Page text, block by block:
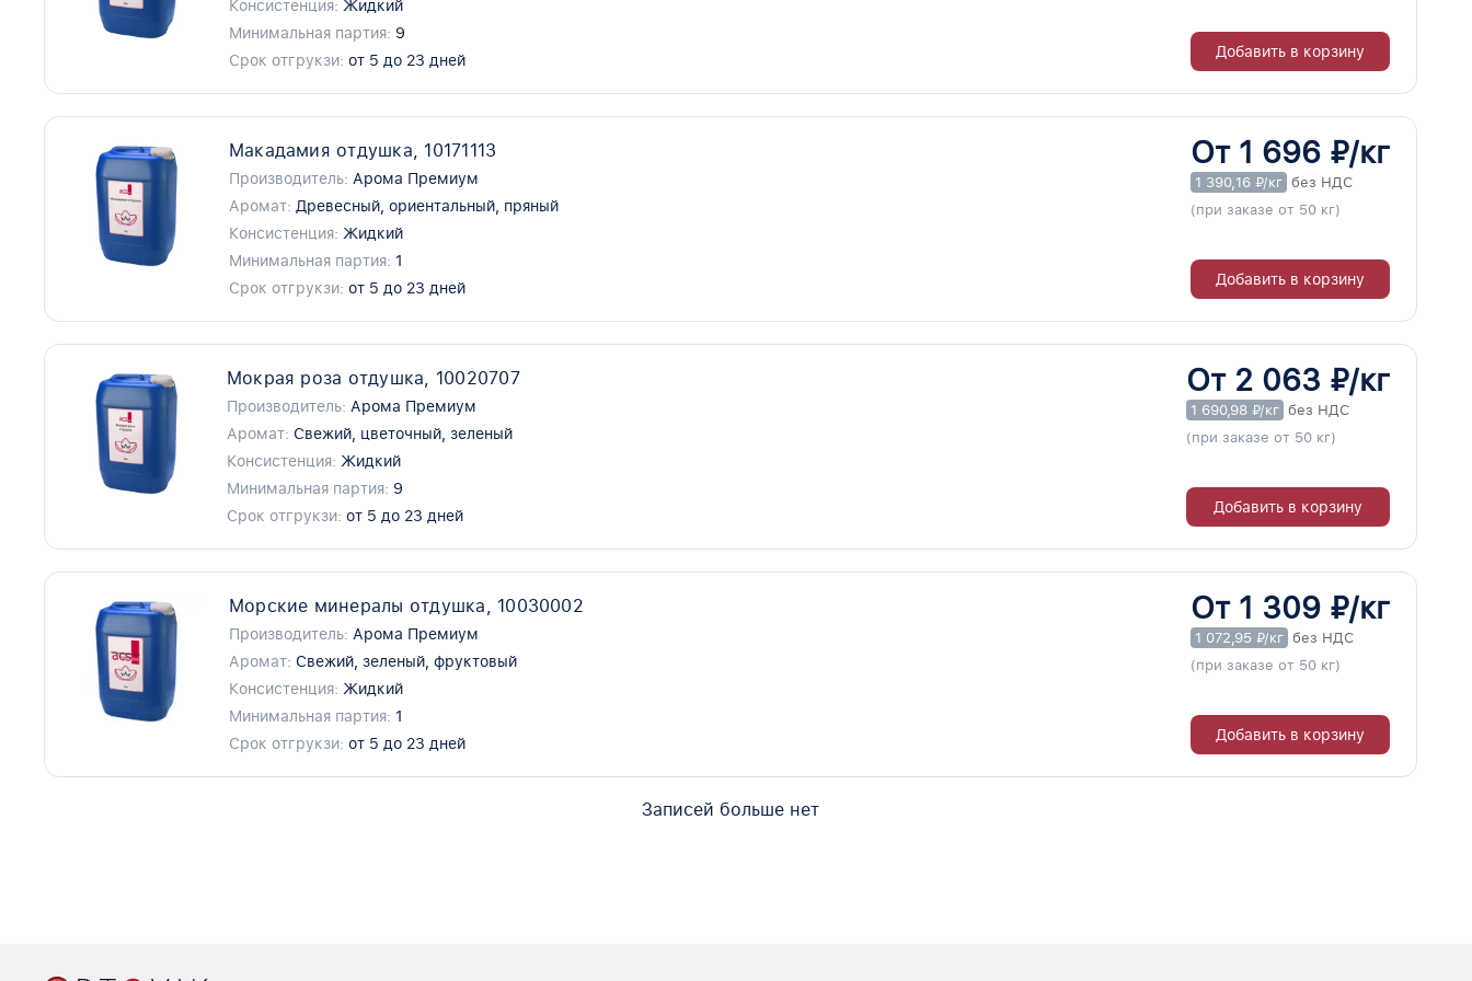
Консистенция: Жидкий
Минимальная партия: 9
Срок отгрукзи: от 5 до 23 дней Добавить в корзину
Макадамия отдушка, 10171113
Производитель: Арома Премиум
Аромат: Древесный, ориентальный, пряный
Консистенция: Жидкий
Минимальная партия: 1
Срок отгрукзи: от 5 до 23 дней
От 1 696 ₽/кг
1 390,16 ₽/кг без НДС
(при заказе от 50 кг)
Добавить в корзину
Мокрая роза отдушка, 10020707
Производитель: Арома Премиум
Аромат: Свежий, цветочный, зеленый
Консистенция: Жидкий
Минимальная партия: 9
Срок отгрукзи: от 5 до 23 дней
От 2 063 ₽/кг
1 690,98 ₽/кг без НДС
(при заказе от 50 кг)
Добавить в корзину
Морские минералы отдушка, 10030002
Производитель: Арома Премиум
Аромат: Свежий, зеленый, фруктовый
Консистенция: Жидкий
Минимальная партия: 1
Срок отгрукзи: от 5 до 23 дней
От 1 309 ₽/кг
1 072,95 ₽/кг без НДС
(при заказе от 50 кг)
Добавить в корзину
Записей больше нет